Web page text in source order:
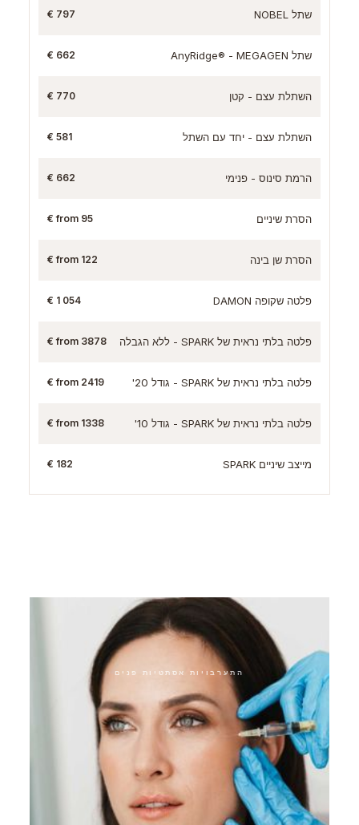
שתל NOBEL 797 €
שתל AnyRidge® - MEGAGEN 662 €
השתלת עצם - קטן 770 €
השתלת עצם - יחד עם השתל 581 €
הרמת סינוס - פנימי 662 €
הסרת שיניים from 95 €
הסרת שן בינה from 122 €
פלטה שקופה DAMON 1 054 €
פלטה בלתי נראית של SPARK - ללא הגבלה from 3878 €
פלטה בלתי נראית של SPARK - גודל 20' from 2419 €
פלטה בלתי נראית של SPARK - גודל 10' from 1338 €
מייצב שיניים SPARK 182 €
הטיפולים הנוספים שלנו
התערבויות אסתטיות פנים